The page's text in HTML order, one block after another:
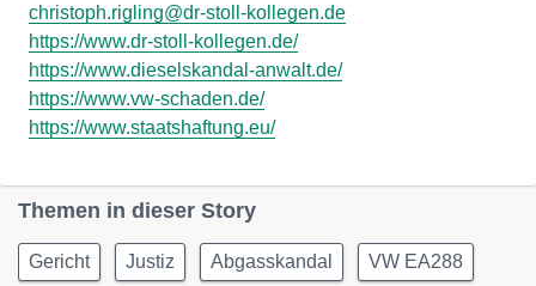
christoph.rigling@dr-stoll-kollegen.de
https://www.dr-stoll-kollegen.de/
https://www.dieselskandal-anwalt.de/
https://www.vw-schaden.de/
https://www.staatshaftung.eu/
Themen in dieser Story
Gericht Justiz Abgasskandal VW EA288